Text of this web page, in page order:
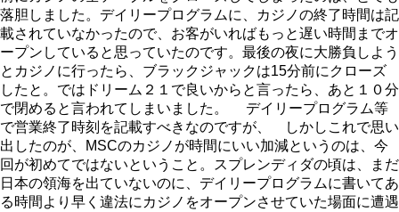
落胆しました。デイリープログラムに、カジノの終了時間は記
載されていなかったので、お客がいればもっと遅い時間までオ
ープンしていると思っていたのです。最後の夜に大勝負しよう
とカジノに行ったら、ブラックジャックは15分前にクローズ
したと。ではドリーム２１で良いからと言ったら、あと１０分
で閉めると言われてしまいました。 デイリープログラム等
で営業終了時刻を記載すべきなのですが、 しかしこれで思い
出したのが、MSCのカジノが時間にいい加減というのは、今
回が初めてではないということ。スプレンディダの頃は、まだ
日本の領海を出ていないのに、デイリープログラムに書いてあ
る時間より早く違法にカジノをオープンさせていた場面に遭遇